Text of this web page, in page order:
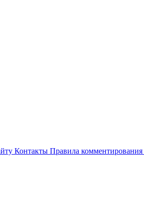
Контакты Правила комментирования